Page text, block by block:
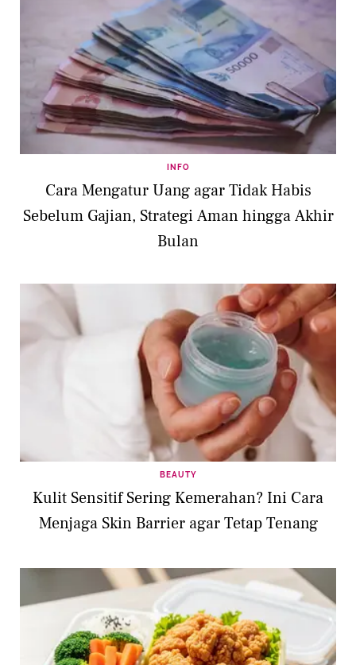
INFO
Cara Mengatur Uang agar Tidak Habis
Sebelum Gajian, Strategi Aman hingga Akhir
Bulan
BEAUTY
Kulit Sensitif Sering Kemerahan? Ini Cara
Menjaga Skin Barrier agar Tetap Tenang